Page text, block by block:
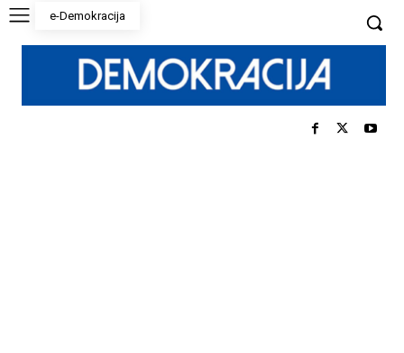
e-Demokracija